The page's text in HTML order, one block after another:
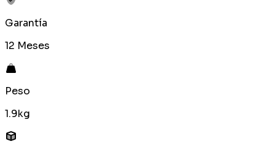
Garantía
12 Meses
Peso
1.9kg